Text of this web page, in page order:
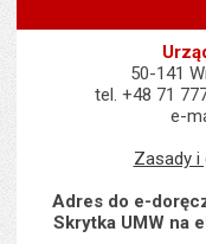
50-141
tel. +48 71
e-
Zasady i
Adres do e-
Skrytka UMW na